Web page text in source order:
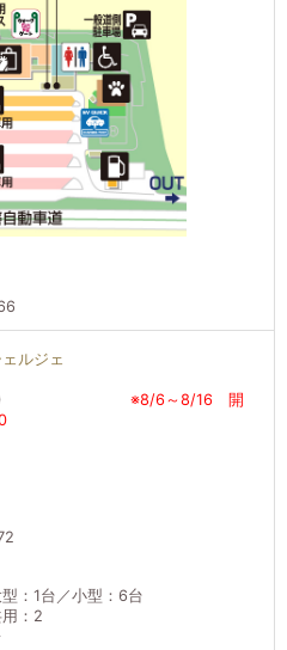
ルジェ
※8/6～8/16 開
：1台／小型：6台
：2